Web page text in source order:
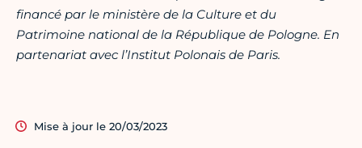
financé par le ministère de la Culture et du
Patrimoine national de la République de Pologne. En
partenariat avec l’Institut Polonais de Paris.
Mise à jour le 20/03/2023